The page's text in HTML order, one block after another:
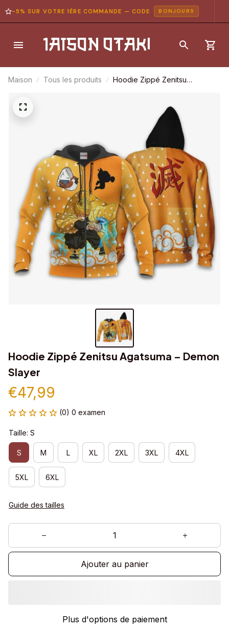
-5% SUR VOTRE 1ÈRE COMMANDE — CODE BONJOUR5
Maison Tous les produits
Hoodie Zippé Zenitsu
Hoodie Zippé Zenitsu Agatsuma – Demon
Slayer
€47,99
(0) 0 examen
Taille: S
S M L XL 2XL 3XL 4XL
5XL 6XL
Guide des tailles
Ajouter au panier
Plus d'options de paiement